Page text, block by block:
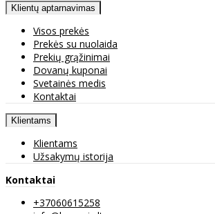
Klientų aptarnavimas
Visos prekės
Prekės su nuolaida
Prekių grąžinimai
Dovanų kuponai
Svetainės medis
Kontaktai
Klientams
Klientams
Užsakymų istorija
Kontaktai
+37060615258